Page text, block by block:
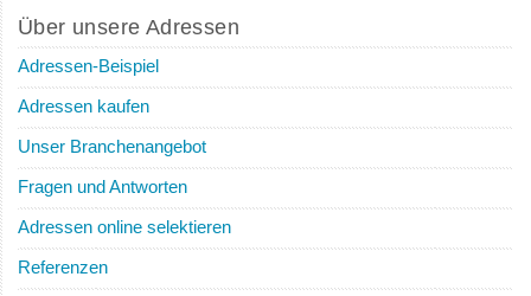
Über unsere Adressen
Adressen-Beispiel
Adressen kaufen
Unser Branchenangebot
Fragen und Antworten
Adressen online selektieren
Referenzen